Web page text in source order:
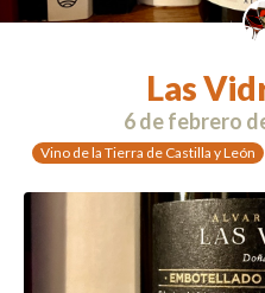
Las
6 de febrero
Vino de la Tierra de Castilla y León